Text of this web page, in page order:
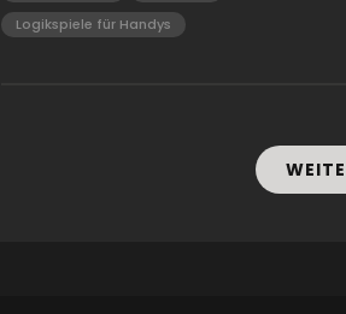
Logikspiele für Handys